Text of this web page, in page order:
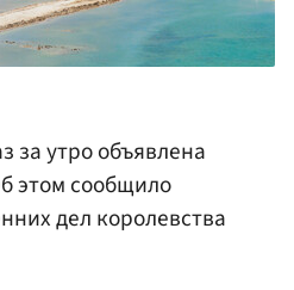
за утро объявлена
этом сообщило
дел королевства